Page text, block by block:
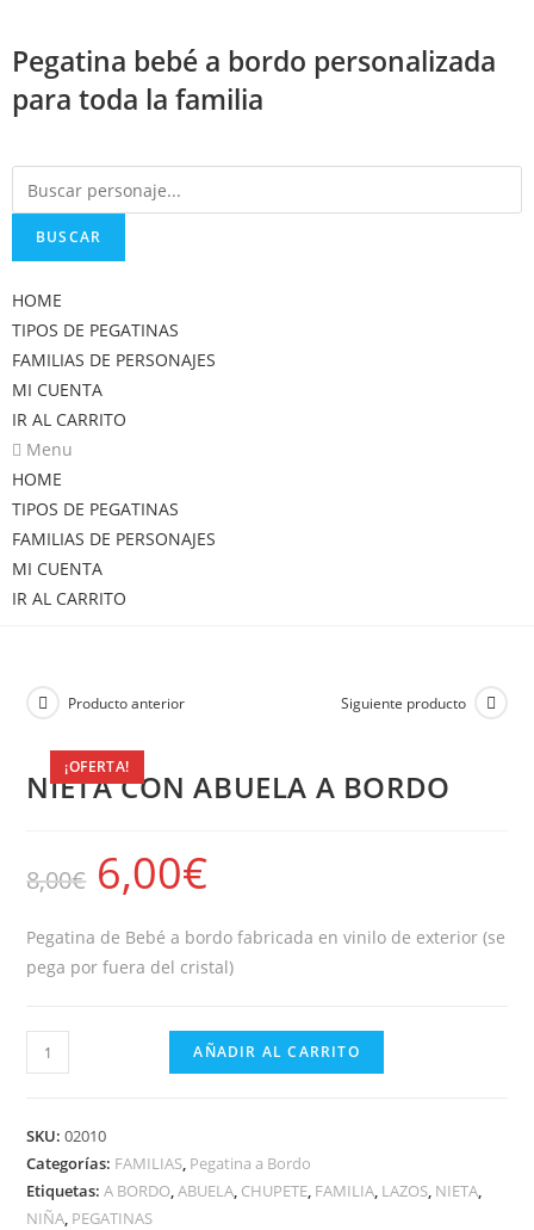
contenido
Pegatina bebé a bordo personalizada
para toda la familia
BUSCAR
HOME
TIPOS DE PEGATINAS
FAMILIAS DE PERSONAJES
MI CUENTA
IR AL CARRITO
Menu
HOME
TIPOS DE PEGATINAS
FAMILIAS DE PERSONAJES
MI CUENTA
IR AL CARRITO
¡OFERTA!
Producto anterior Siguiente producto
NIETA CON ABUELA A BORDO
8,00€ 6,00€
Pegatina de Bebé a bordo fabricada en vinilo de exterior (se
pega por fuera del cristal)
NIETA
CON
A
BORDO
cantidad
AÑADIR AL CARRITO
SKU:02010
Categorías: FAMILIAS, Pegatina a Bordo
Etiquetas:A BORDO,ABUELA, CHUPETE, FAMILIA, LAZOS, NIETA,
NIÑA, PEGATINAS